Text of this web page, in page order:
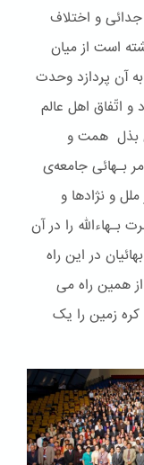
و اختلاف
است از میان
به آن پردازد وحدت
اتّفاق اهل عالم
بذل همت و
بـهائی جامعه‌ی
از اکثر ملل و نژادها و
را در آن
در این راه
همین راه می
کره زمین را یک